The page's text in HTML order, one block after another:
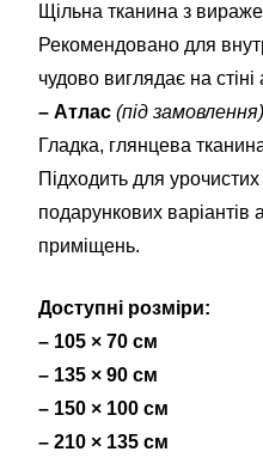
Щільна тканина з
Рекомендовано для
чудово виглядає на стіні
– Атлас (під замовлення)
Гладка, глянцева
Підходить для
подарункових
приміщень.
Доступні розміри:
– 105 × 70 см
– 135 × 90 см
– 150 × 100 см
– 210 × 135 см